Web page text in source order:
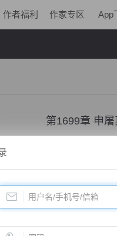
作者福利 作家专区 App
第1699章 申屠
更新时间：
任务。